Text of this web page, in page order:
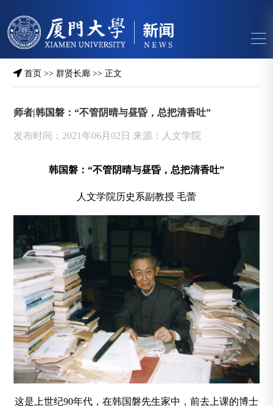
首页 >>群贤长廊 >> 正文
师者|韩国磐：“不管阴晴与昼昏，总把清香吐”
发布时间：2021年06月02日 来源：人文学院
韩国磐：“不管阴晴与昼昏，总把清香吐”
人文学院历史系副教授 毛蕾
这是上世纪90年代，在韩国磐先生家中，前去上课的博士